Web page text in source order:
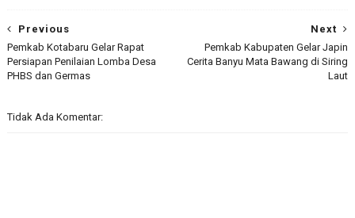
Next
Pemkab Kabupaten Gelar Japin
Cerita Banyu Mata Bawang di Siring
Laut
Previous
Pemkab Kotabaru Gelar Rapat
Persiapan Penilaian Lomba Desa
PHBS dan Germas
Tidak Ada Komentar: